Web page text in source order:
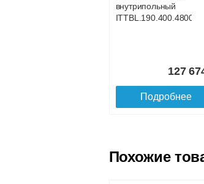
Доставка в регионы
внутрипольный
ITTBL.190.400.4800
127
Подробнее
Похожие